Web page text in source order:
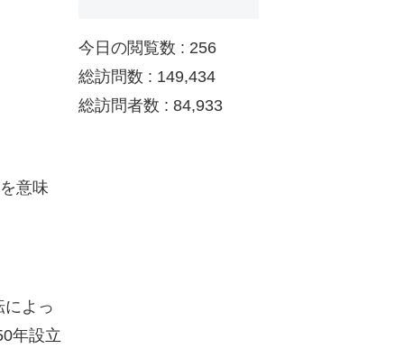
意味
よっ
年設立
今日の閲覧数 : 256
総訪問数 : 149,434
総訪問者数 : 84,933